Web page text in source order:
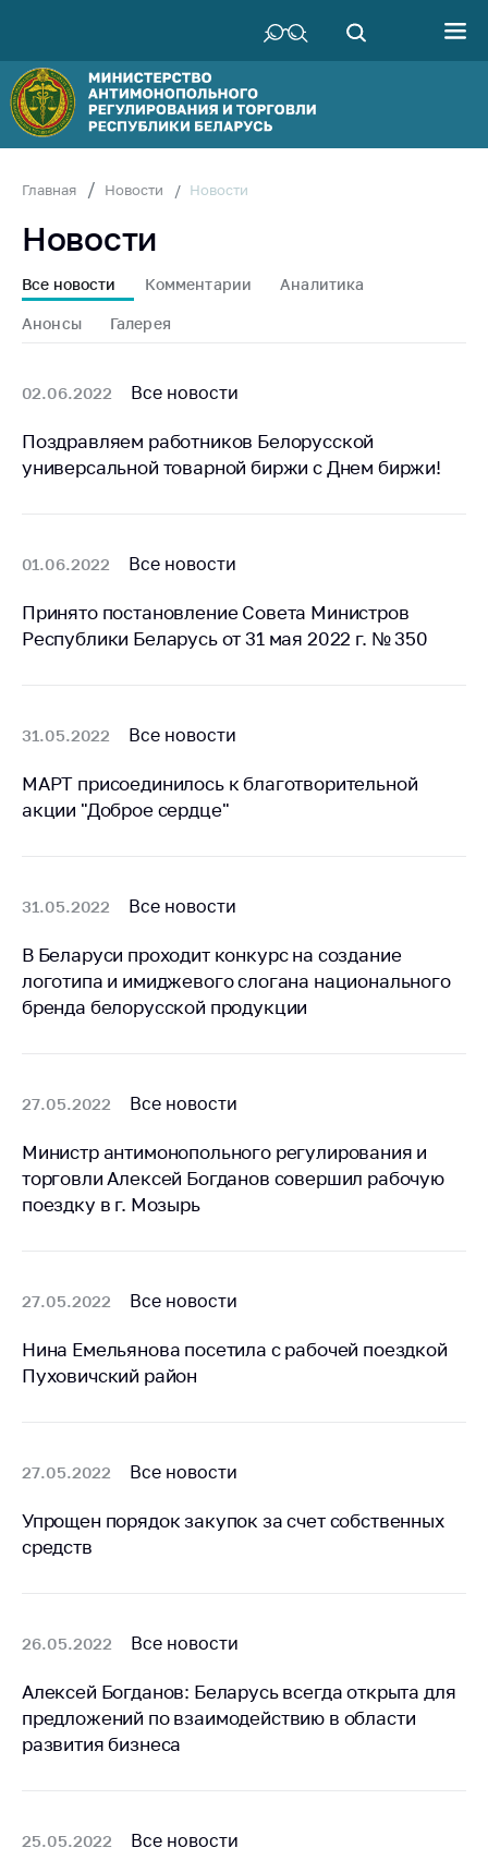
Руководство
Структура
Министерства
Территориальные
Законодательство
Антикоррупционная
деятельность
совет
Соискателям
Награждения
товарная биржа
жизнь
геральдические
5 лет МАРТ
регулирование и
конкуренция
Торговля и услуги
Защита прав
Регулирование
рекламной
деятельности
нетарифного
регулирования
деятельность в
Беларусь
Защита
Новости
Обратиться в МАРТ
Личный прием
граждан и юр. лиц
Главная Новости Новости
Новости
Все новости Комментарии Аналитика
Анонсы Галерея
02.06.2022 Все новости
Поздравляем работников Белорусской
универсальной товарной биржи с Днем биржи!
01.06.2022 Все новости
Принято постановление Совета Министров
Республики Беларусь от 31 мая 2022 г. № 350
31.05.2022 Все новости
МАРТ присоединилось к благотворительной
акции "Доброе сердце"
31.05.2022 Все новости
В Беларуси проходит конкурс на создание
логотипа и имиджевого слогана национального
бренда белорусской продукции
27.05.2022 Все новости
Министр антимонопольного регулирования и
торговли Алексей Богданов совершил рабочую
поездку в г. Мозырь
27.05.2022 Все новости
Нина Емельянова посетила с рабочей поездкой
Пуховичский район
27.05.2022 Все новости
Упрощен порядок закупок за счет собственных
средств
26.05.2022 Все новости
Алексей Богданов: Беларусь всегда открыта для
предложений по взаимодействию в области
развития бизнеса
25.05.2022 Все новости